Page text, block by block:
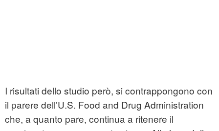
I risultati dello studio però, si contrappongono con
il parere dell’U.S. Food and Drug Administration
che, a quanto pare, continua a ritenere il